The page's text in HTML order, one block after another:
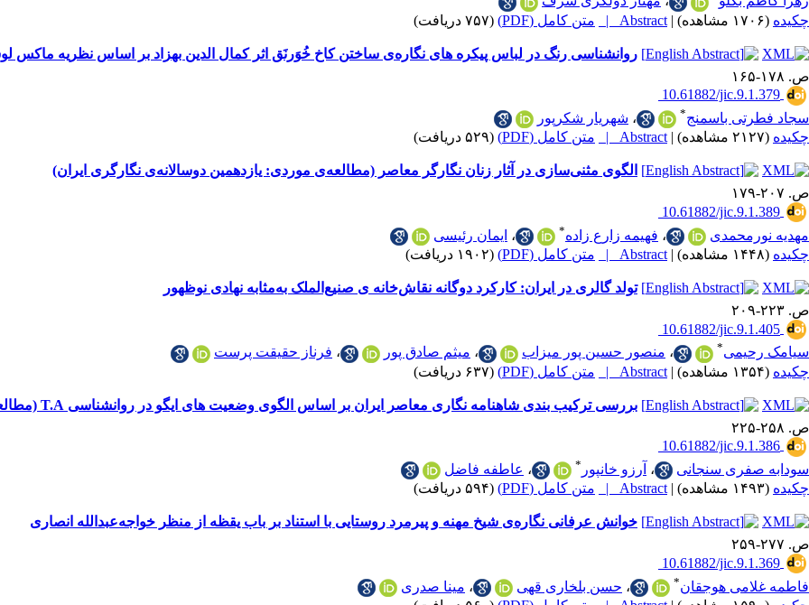
چکیده (۱۷۰۶ مشاهده) |
Abstract | متن کامل (PDF) (۷۵۷ دریافت)
روانشناسی رنگ در لباس پیکره های نگاره‌ی ساختن کاخ خُوَرنَق اثر کمال الدین بهزاد بر اساس نظریه‌ ماکس
ص. ۱۷۸-۱۶۵
‎ 10.61882/jic.9.1.379
سجاد فطرتی باسمنج* ، شهریار شکرپور
چکیده (۲۱۲۷ مشاهده) |
Abstract | متن کامل (PDF) (۵۲۹ دریافت)
الگوی مثنی‌سازی در آثار زنان نگارگر معاصر (مطالعه‌ی موردی: یازدهمین دوسالانه‌ی نگارگری ایران)
ص. ۲۰۷-۱۷۹
‎ 10.61882/jic.9.1.389
مهدیه نورمحمدی
، فهیمه زارع زاده* ، ایمان رئیسی
چکیده (۱۴۴۸ مشاهده) |
Abstract | متن کامل (PDF) (۱۹۰۲ دریافت)
تولد گالری در ایران: کارکرد دوگانه نقاش‌خانه ی صنیع‌الملک به‌مثابه نهادی نوظهور
ص. ۲۲۳-۲۰۹
‎ 10.61882/jic.9.1.405
سیامک رحیمی* ، منصور حسین پور میزاب ، میثم صادق پور ، فرناز حقیقت پرست
چکیده (۱۳۵۴ مشاهده) |
Abstract | متن کامل (PDF) (۶۳۷ دریافت)
بررسی ترکیب بندی شاهنامه نگاری معاصر ایران بر اساس الگوی وضعیت های ایگو در روانشناسی T.A (مطالعه موردی برآثار همایش بین المللی شاهنامه نگاری 1387)
ص. ۲۵۸-۲۲۵
‎ 10.61882/jic.9.1.386
سودابه صفری سنجانی
، آرزو خانپور * ، عاطفه فاضل
چکیده (۱۴۹۳ مشاهده) |
Abstract | متن کامل (PDF) (۵۹۴ دریافت)
خوانش عرفانی نگاره‌ی شیخ مهنه و پیرمرد روستایی با استناد بر باب یقظه از منظر خواجه‌عبدالله انصاری
ص. ۲۷۷-۲۵۹
‎ 10.61882/jic.9.1.369
فاطمه غلامی هوجقان* ، حسن بلخاری قهی ، مینا صدری